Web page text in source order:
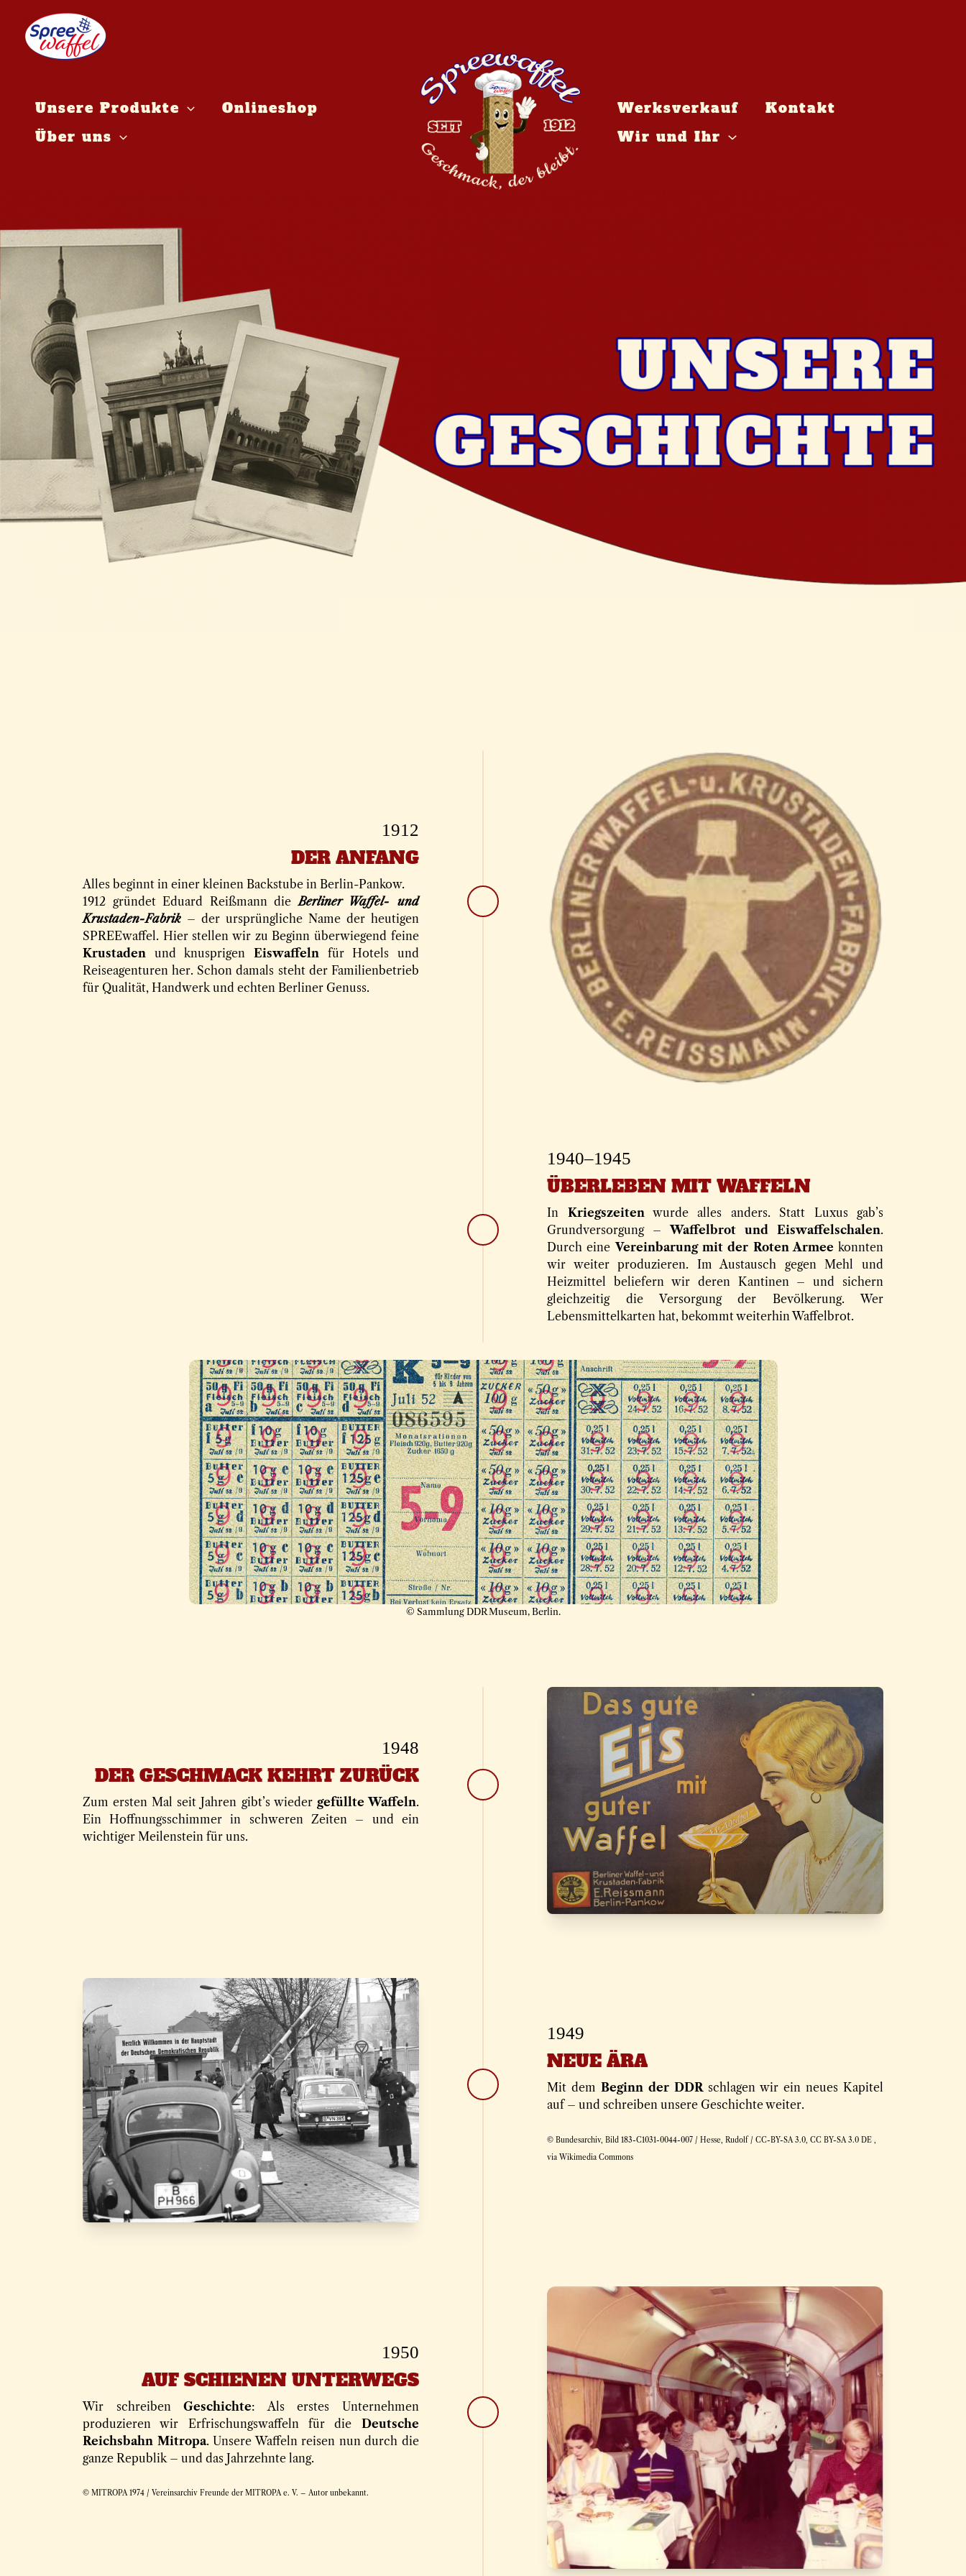
Inhalt
springen
Unsere Produkte
Onlineshop
Über uns
Werksverkauf
Kontakt
Wir und Ihr
1912
DER ANFANG
Alles beginnt in einer kleinen Backstube in Berlin-Pankow.
1912 gründet Eduard Reißmann dieBerliner Waffel- und
Krustaden-Fabrik– der ursprüngliche Name der heutigen
SPREEwaffel. Hier stellen wir zu Beginn überwiegend feine
Krustadenund knusprigen Eiswaffelnfür Hotels und
Reiseagenturen her. Schon damals steht der Familienbetrieb
für Qualität, Handwerk und echten Berliner Genuss.
1940–1945
ÜBERLEBEN MIT WAFFELN
In Kriegszeiten wurde alles anders. Statt Luxus gab’s
Grundversorgung –Waffelbrot und Eiswaffelschalen.
Durch eineVereinbarung mit der Roten Armeekonnten
wir weiter produzieren. Im Austausch gegen Mehl und
Heizmittel beliefern wir deren Kantinen – und sichern
gleichzeitig die Versorgung der Bevölkerung. Wer
Lebensmittelkarten hat, bekommt weiterhin Waffelbrot.
Wie funktionierten Lebensmittelkarten während des Krieges?
Im Krieg gab es nicht genug Lebensmittel für alle. Damit die knappen Vorräte gerecht verteilt wurden, führte der
Staat Lebensmittelkarten ein. Jede Person bekam einen Ausweis, der genau festlegte, wie viel Brot, Fleisch, Zucker
oder Öl sie kaufen durfte. Ohne Karte gab es nichts – sie war dein „Einkaufs-Ticket“. Händler kontrollierten genau,
damit niemand zu viel bekam und alle das Nötigste erhielten.
Pro Woche durften „Normalverbraucher“ etwa 2.250 g Brot, 500 g Fleisch und 270 g Fett kaufen. Trotzdem waren
manche Lebensmittel oft ausverkauft oder nur selten verfügbar. Unsere Produktion war deshalb auch eine wichtige
Versorgungslinie für die Bevölkerung – wir lieferten nicht nur Leckereien, sondern vor allem das, was die
Menschen täglich brauchten. Das gab uns eine besondere Verantwortung.
© Sammlung DDR Museum, Berlin.
1948
DER GESCHMACK KEHRT ZURÜCK
Zum ersten Mal seit Jahren gibt’s wieder gefüllte Waffeln.
Ein Hoffnungsschimmer in schweren Zeiten – und ein
wichtiger Meilenstein für uns.
1949
NEUE ÄRA
Mit demBeginn der DDR schlagen wir ein neues Kapitel
auf – und schreiben unsere Geschichte weiter.
© Bundesarchiv, Bild 183-C1031-0044-007 / Hesse, Rudolf / CC-BY-SA 3.0, CC BY-SA 3.0 DE ,
via Wikimedia Commons
1950
AUF SCHIENEN UNTERWEGS
Wir schreibenGeschichte: Als erstes Unternehmen
produzieren wir Erfrischungswaffeln für die Deutsche
Reichsbahn Mitropa. Unsere Waffeln reisen nun durch die
ganze Republik – und das Jahrzehnte lang.
© MITROPA 1974 / Vereinsarchiv Freunde der MITROPA e. V. – Autor unbekannt.